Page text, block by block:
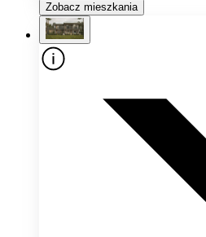
Zobacz mieszkania